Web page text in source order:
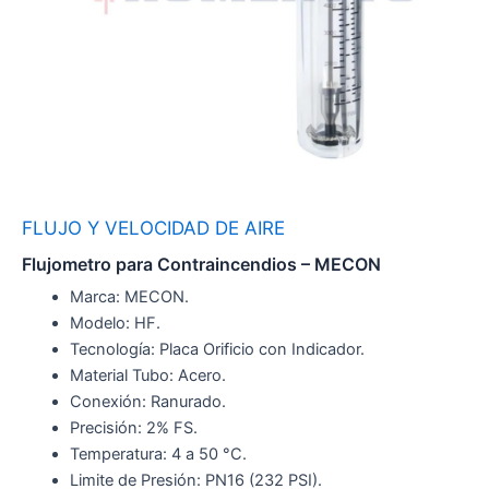
FLUJO Y VELOCIDAD DE AIRE
Flujometro para Contraincendios – MECON
Marca: MECON.
Modelo: HF.
Tecnología: Placa Orificio con Indicador.
Material Tubo: Acero.
Conexión: Ranurado.
Precisión: 2% FS.
Temperatura: 4 a 50 °C.
Limite de Presión: PN16 (232 PSI).